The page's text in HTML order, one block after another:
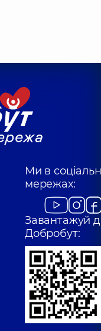
Ми в
мережах:
Завантажуй
Добробут: